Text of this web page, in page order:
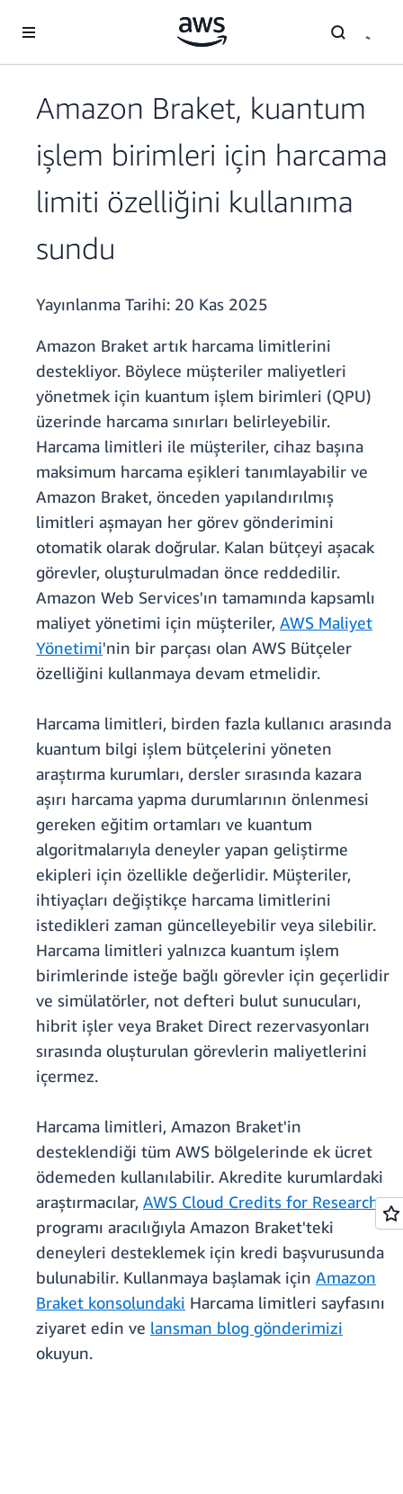
Amazon Braket, kuantum
işlem birimleri için harcama
limiti özelliğini kullanıma
sundu
Yayınlanma Tarihi: 20 Kas 2025
Amazon Braket artık harcama limitlerini
destekliyor. Böylece müşteriler maliyetleri
yönetmek için kuantum işlem birimleri (QPU)
üzerinde harcama sınırları belirleyebilir.
Harcama limitleri ile müşteriler, cihaz başına
maksimum harcama eşikleri tanımlayabilir ve
Amazon Braket, önceden yapılandırılmış
limitleri aşmayan her görev gönderimini
otomatik olarak doğrular. Kalan bütçeyi aşacak
görevler, oluşturulmadan önce reddedilir.
Amazon Web Services'ın tamamında kapsamlı
maliyet yönetimi için müşteriler, AWS Maliyet
Yönetimi'nin bir parçası olan AWS Bütçeler
özelliğini kullanmaya devam etmelidir.
Harcama limitleri, birden fazla kullanıcı arasında
kuantum bilgi işlem bütçelerini yöneten
araştırma kurumları, dersler sırasında kazara
aşırı harcama yapma durumlarının önlenmesi
gereken eğitim ortamları ve kuantum
algoritmalarıyla deneyler yapan geliştirme
ekipleri için özellikle değerlidir. Müşteriler,
ihtiyaçları değiştikçe harcama limitlerini
istedikleri zaman güncelleyebilir veya silebilir.
Harcama limitleri yalnızca kuantum işlem
birimlerinde isteğe bağlı görevler için geçerlidir
ve simülatörler, not defteri bulut sunucuları,
hibrit işler veya Braket Direct rezervasyonları
sırasında oluşturulan görevlerin maliyetlerini
içermez.
Harcama limitleri, Amazon Braket'in
desteklendiği tüm AWS bölgelerinde ek ücret
ödemeden kullanılabilir. Akredite kurumlardaki
araştırmacılar, AWS Cloud Credits for Research
programı aracılığıyla Amazon Braket'teki
deneyleri desteklemek için kredi başvurusunda
bulunabilir. Kullanmaya başlamak için Amazon
Braket konsolundaki Harcama limitleri sayfasını
ziyaret edin ve lansman blog gönderimizi
okuyun.